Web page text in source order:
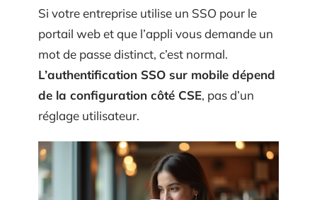
Si votre entreprise utilise un SSO pour le
portail web et que l’appli vous demande un
mot de passe distinct, c’est normal.
L’authentification SSO sur mobile dépend
de la configuration côté CSE, pas d’un
réglage utilisateur.